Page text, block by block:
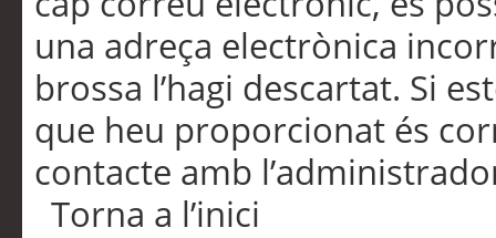
una adreça electrònica
brossa l’hagi descartat. Si
que heu proporcionat és
contacte amb
Torna a l’inici